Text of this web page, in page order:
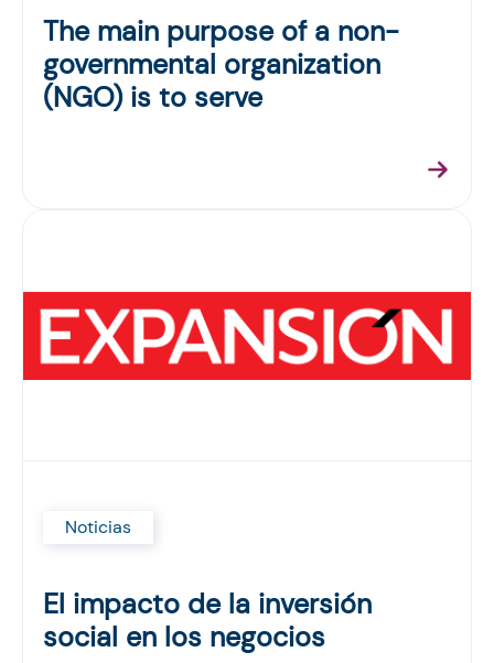
The main purpose of a non-
governmental organization
(NGO) is to serve
Noticias
El impacto de la inversión
social en los negocios